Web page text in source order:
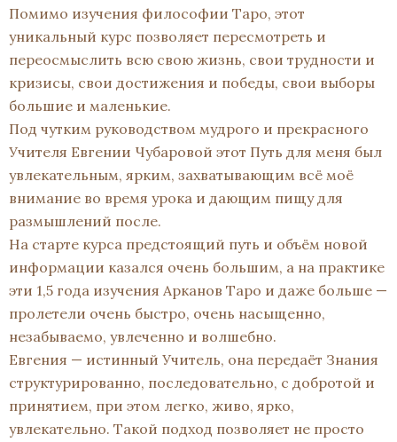
Помимо изучения философии Таро, этот
уникальный курс позволяет пересмотреть и
переосмыслить всю свою жизнь, свои трудности и
кризисы, свои достижения и победы, свои выборы
большие и маленькие.
Под чутким руководством мудрого и прекрасного
Учителя Евгении Чубаровой этот Путь для меня был
увлекательным, ярким, захватывающим всё моё
внимание во время урока и дающим пищу для
размышлений после.
На старте курса предстоящий путь и объём новой
информации казался очень большим, а на практике
эти 1,5 года изучения Арканов Таро и даже больше —
пролетели очень быстро, очень насыщенно,
незабываемо, увлеченно и волшебно.
Евгения — истинный Учитель, она передаёт Знания
структурированно, последовательно, с добротой и
принятием, при этом легко, живо, ярко,
увлекательно. Такой подход позволяет не просто